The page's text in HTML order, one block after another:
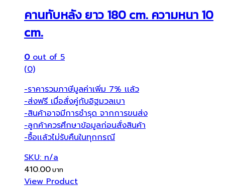
คานทับหลัง ยาว 180 cm. ความหนา 10
cm.
0out of 5
(0)
-ราคารวมภาษีมูลค่าเพิ่ม 7% เเล้ว
-ส่งฟรี เมื่อสั่งคู่กับอิฐมวลเบา
-สินค้าอาจมีการชำรุด จากการขนส่ง
-ลูกค้าควรศึกษาข้อมูลก่อนสั่งสินค้า
-ซื้อเเล้วไม่รับคืนในทุกกรณี
SKU: n/a
410.00
View Product